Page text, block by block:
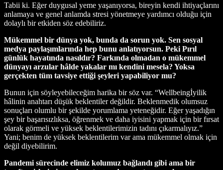
Tabii ki. Eğer duygusal yeme yaşanıyorsa, bireyin kendi ihtiyaçlarını
anlamaya ve genel anlamda stresi yönetmeye yardımcı olduğu için
dolaylı bir etkiden söz edebiliriz.
Mükemmel bir dünya yok, bunda da sorun yok. Sen sosyal
medya paylaşımlarında hep bunu anlatıyorsun. Peki Pırıl
günlük hayatında nasıldır? Farkında olmadan o mükemmel
dünyayı arzular hâlde yakalar mı kendini mesela? Yoksa
gerçekten tüm tavsiye ettiği şeyleri yapabiliyor mu?
Bunun için söyleyebileceğim harika bir söz var. “Wellbeingİyilik
hâlinin anahtarı düşük beklentiler değildir. Beklenmedik olumsuz
sonuçları olumlu bir şekilde yorumlama yeteneğidir. Eğer yaşadığın
şey bir başarısızlıksa, öğrenmek ve daha iyisini yapmak için bir fırsat
olarak görmeli ve yüksek beklentilerimizin tadını çıkarmalıyız.”
Yani; benim de yüksek beklentilerim var ama mükemmel olmak için
değil diyebilirim.
Pandemi sürecinde elimiz kolumuz bağlandı gibi ama bir